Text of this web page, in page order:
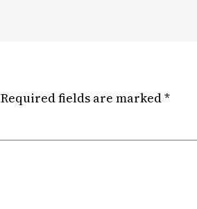
Required fields are marked*